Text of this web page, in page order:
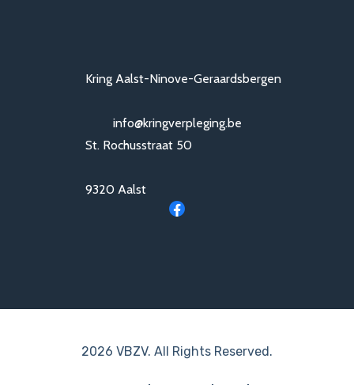
Kring Aalst-Ninove-Geraardsbergen
info@kringverpleging.be
St. Rochusstraat 50
9320 Aalst
2026 VBZV. All Rights Reserved.